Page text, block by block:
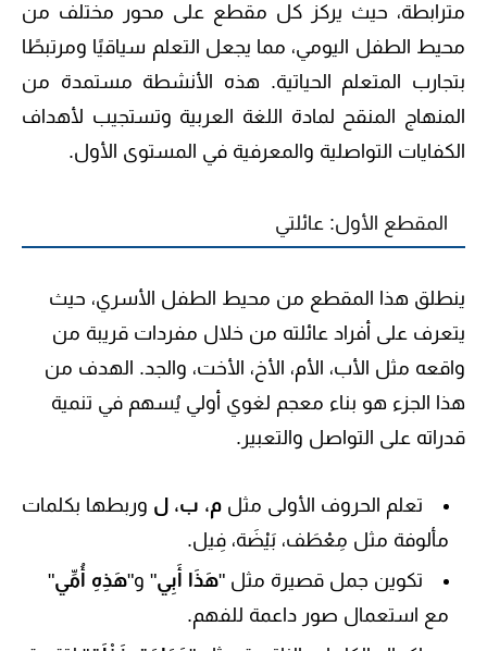
مترابطة، حيث يركز كل مقطع على محور مختلف من
محيط الطفل اليومي، مما يجعل التعلم سياقيًا ومرتبطًا
بتجارب المتعلم الحياتية. هذه الأنشطة مستمدة من
المنهاج المنقح لمادة اللغة العربية وتستجيب لأهداف
الكفايات التواصلية والمعرفية في المستوى الأول.
المقطع الأول: عائلتي
ينطلق هذا المقطع من محيط الطفل الأسري، حيث
يتعرف على أفراد عائلته من خلال مفردات قريبة من
واقعه مثل الأب، الأم، الأخ، الأخت، والجد. الهدف من
هذا الجزء هو بناء معجم لغوي أولي يُسهم في تنمية
قدراته على التواصل والتعبير.
تعلم الحروف الأولى مثل م، ب، ل وربطها بكلمات
مألوفة مثل مِعْطَف، بَيْضَة، فِيل.
تكوين جمل قصيرة مثل "هَذَا أَبِي" و"هَذِهِ أُمِّي"
مع استعمال صور داعمة للفهم.